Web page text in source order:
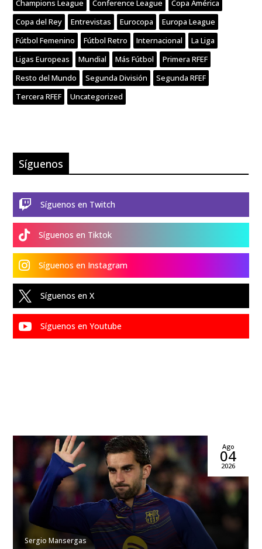
Champions League Conference League
Copa América
Copa del Rey
Entrevistas Eurocopa
Europa League
Fútbol Femenino
Fútbol Retro Internacional
La Liga
Ligas Europeas
Mundial Más Fútbol
Primera RFEF
Resto del Mundo
Segunda División
Segunda RFEF
Tercera RFEF
Uncategorized
Síguenos
 Síguenos en Twitch
 Síguenos en Tiktok
 Síguenos en Instagram
 Síguenos en X
 Síguenos en Youtube
Sergio Mansergas
Ago
04
2026